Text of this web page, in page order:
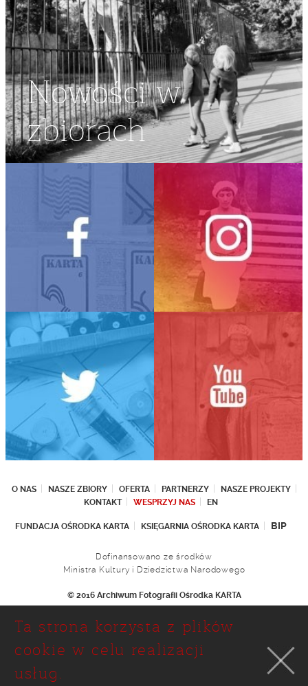
Nowości w
zbiorach
O NAS NASZE ZBIORY OFERTA PARTNERZY
NASZE PROJEKTY
KONTAKT
WESPRZYJ NAS EN
FUNDACJA OŚRODKA KARTA KSIĘGARNIA OŚRODKA KARTA BIP
Dofinansowano ze środków
Ministra Kultury i Dziedzictwa Narodowego
© 2016 Archiwum Fotografii Ośrodka KARTA
Ul. Narbutta 29
02-536 Warszawa
tel.: (+48 22) 646 36 90
Ta strona korzysta z plików
cookie w celu realizacji
usług.